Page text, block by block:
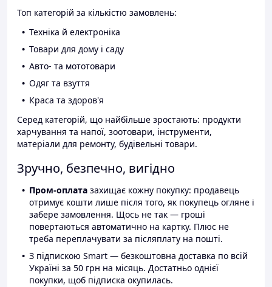
Топ категорій за кількістю замовлень:
Техніка й електроніка
Товари для дому і саду
Авто- та мототовари
Одяг та взуття
Краса та здоров'я
Серед категорій, що найбільше зростають: продукти
харчування та напої, зоотовари, інструменти,
матеріали для ремонту, будівельні товари.
Зручно, безпечно, вигідно
Пром-оплата захищає кожну покупку: продавець
отримує кошти лише після того, як покупець огляне і
забере замовлення. Щось не так — гроші
повертаються автоматично на картку. Плюс не
треба переплачувати за післяплату на пошті.
З підпискою Smart — безкоштовна доставка по всій
Україні за 50 грн на місяць. Достатньо однієї
покупки, щоб підписка окупилась.